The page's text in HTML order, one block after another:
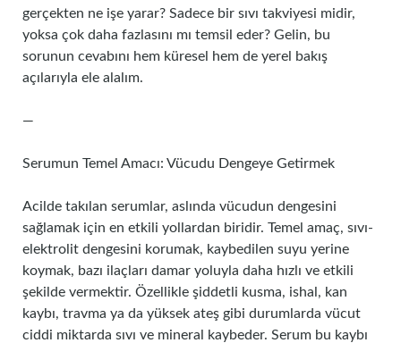
gerçekten ne işe yarar? Sadece bir sıvı takviyesi midir,
yoksa çok daha fazlasını mı temsil eder? Gelin, bu
sorunun cevabını hem küresel hem de yerel bakış
açılarıyla ele alalım.
—
Serumun Temel Amacı: Vücudu Dengeye Getirmek
Acilde takılan serumlar, aslında vücudun dengesini
sağlamak için en etkili yollardan biridir. Temel amaç, sıvı-
elektrolit dengesini korumak, kaybedilen suyu yerine
koymak, bazı ilaçları damar yoluyla daha hızlı ve etkili
şekilde vermektir. Özellikle şiddetli kusma, ishal, kan
kaybı, travma ya da yüksek ateş gibi durumlarda vücut
ciddi miktarda sıvı ve mineral kaybeder. Serum bu kaybı